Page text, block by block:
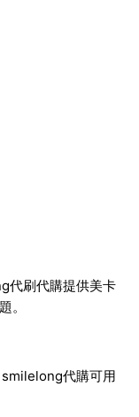
代刷代購提供美卡
。
代購可用